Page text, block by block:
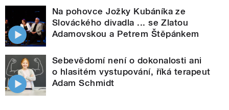
Na pohovce Jožky Kubáníka ze
Slováckého divadla ... se Zlatou
Adamovskou a Petrem Štěpánkem
Sebevědomí není o dokonalosti ani
o hlasitém vystupování, říká terapeut
Adam Schmidt